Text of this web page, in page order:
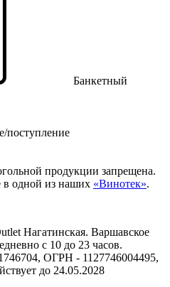
Банкетный
поступление
продукции запрещена.
в одной из наших «Винотек».
Нагатинская. Варшавское
с 10 до 23 часов.
ОГРН - 1127746004495,
до 24.05.2028